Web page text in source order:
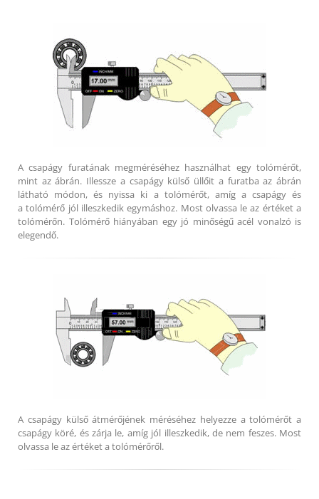
A csapágy furatának megméréséhez használhat egy tolómérőt,
mint az ábrán. Illessze a csapágy külső üllőit a furatba az ábrán
látható módon, és nyissa ki a tolómérőt, amíg a csapágy és
a tolómérő jól illeszkedik egymáshoz. Most olvassa le az értéket a
tolómérőn. Tolómérő hiányában egy jó minőségű acél vonalzó is
elegendő.
A csapágy külső átmérőjének méréséhez helyezze a tolómérőt a
csapágy köré, és zárja le, amíg jól illeszkedik, de nem feszes. Most
olvassa le az értéket a tolómérőről.